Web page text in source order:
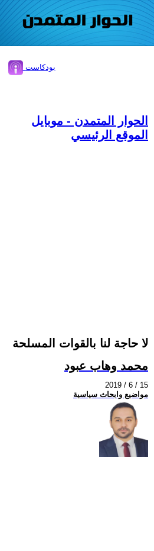
بودكاست
الحوار المتمدن - موبايل
الموقع الرئيسي
لا حاجة لنا بالقوات المسلحة
محمد وهاب عبود
2019 / 6 / 15
مواضيع وابحاث سياسية